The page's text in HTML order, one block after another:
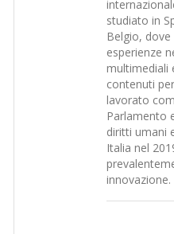
studiato in
Belgio,
esperienze
multimediali
contenuti
lavorato
Parlamento
diritti umani
Italia nel
innovazione.